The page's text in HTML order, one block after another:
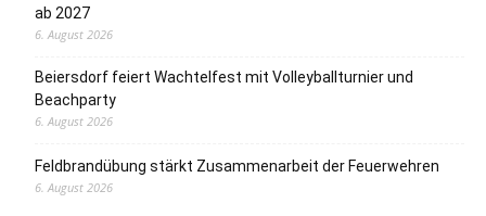
ab 2027
6. August 2026
Beiersdorf feiert Wachtelfest mit Volleyballturnier und
Beachparty
6. August 2026
Feldbrandübung stärkt Zusammenarbeit der Feuerwehren
6. August 2026